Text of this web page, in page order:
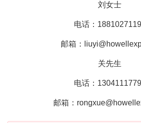
刘女士
电话：
邮箱：
关先生
电话：
邮箱：